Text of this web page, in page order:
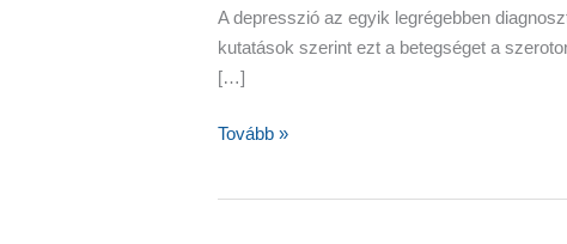
A depresszió az egyik legrégebben
kutatások szerint ezt a betegséget a
[…]
Gyógynövényes
Tovább »